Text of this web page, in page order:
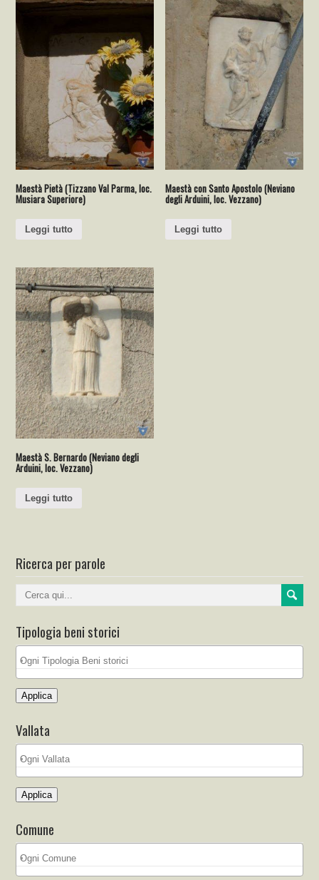
Maestà Pietà (Tizzano Val Parma, loc.
Musiara Superiore)
Leggi tutto
Maestà con Santo Apostolo (Neviano
degli Arduini, loc. Vezzano)
Leggi tutto
Maestà S. Bernardo (Neviano degli
Arduini, loc. Vezzano)
Leggi tutto
Ricerca per parole
Tipologia beni storici
Applica
Vallata
Applica
Comune